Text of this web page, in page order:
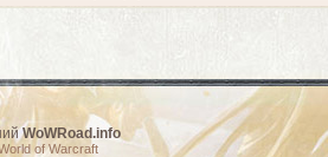
WoWRoad.info
of Warcraft